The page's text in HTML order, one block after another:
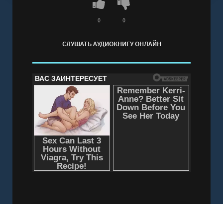
регистрации - полная версия
СЛУШАТЬ АУДИОКНИГУ ОНЛАЙН
0 0